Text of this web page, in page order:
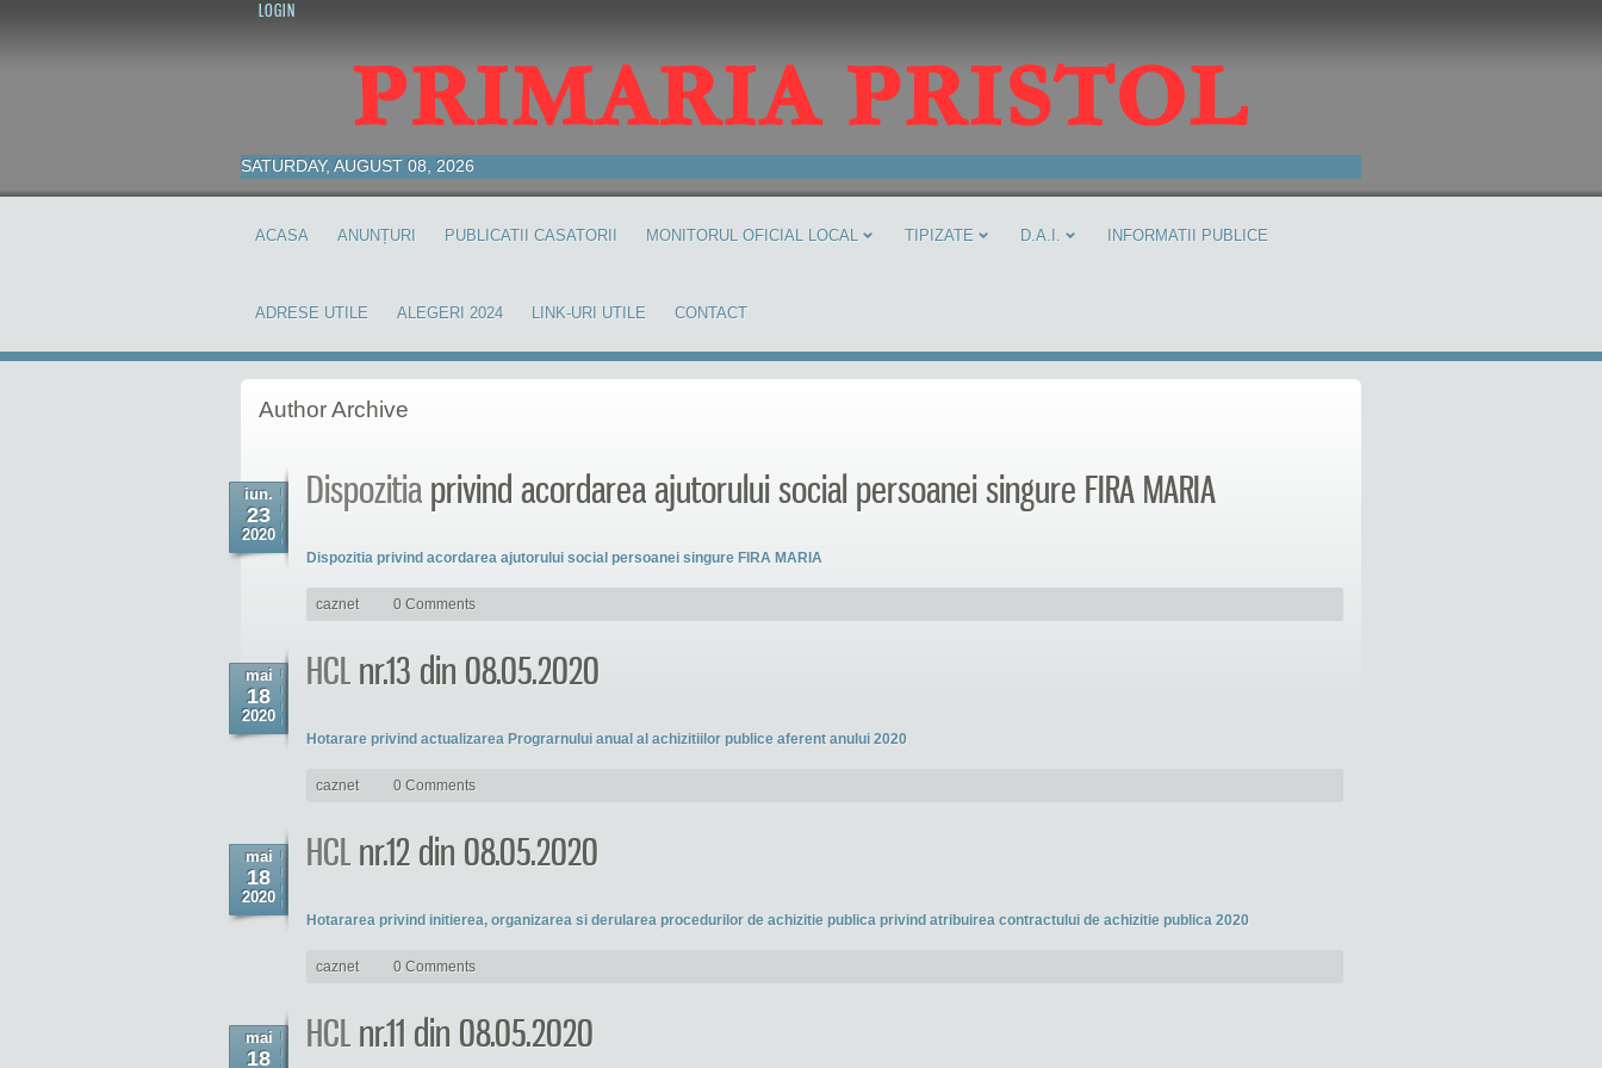
LOGIN
SATURDAY, AUGUST 08, 2026
ACASA ANUNȚURI PUBLICATII CASATORII MONITORUL OFICIAL LOCAL TIPIZATE D.A.I. INFORMATII PUBLICE
ADRESE UTILE ALEGERI 2024 LINK-URI UTILE CONTACT
AuthorArchive
iun.
23
2020
Dispozitia privind acordarea ajutorului social persoanei singure FIRA MARIA
Dispozitia privind acordarea ajutorului social persoanei singure FIRA MARIA
caznet 0 Comments
mai
18
2020
HCL nr.13 din 08.05.2020
Hotarare privind actualizarea Prograrnului anual al achizitiilor publice aferent anului 2020
caznet 0 Comments
mai
18
2020
HCL nr.12 din 08.05.2020
Hotararea privind initierea, organizarea si derularea procedurilor de achizitie publica privind atribuirea contractului de achizitie publica 2020
caznet 0 Comments
mai
18
HCL nr.11 din 08.05.2020